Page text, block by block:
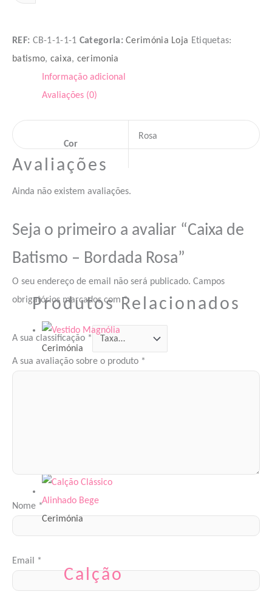
REF: CB-1-1-1-1 Categoria:Cerimónia Loja Etiquetas:
batismo, caixa, cerimonia
Informação adicional
Avaliações (0)
Cor
Rosa
Avaliações
Ainda não existem avaliações.
Seja o primeiro a avaliar “Caixa de
Batismo – Bordada Rosa”
O seu endereço de email não será publicado. Campos
obrigatórios marcados com*
A sua classificação *
A sua avaliação sobre o produto *
Nome *
Email *
Produtos Relacionados
Cerimónia
Cerimónia
Calção